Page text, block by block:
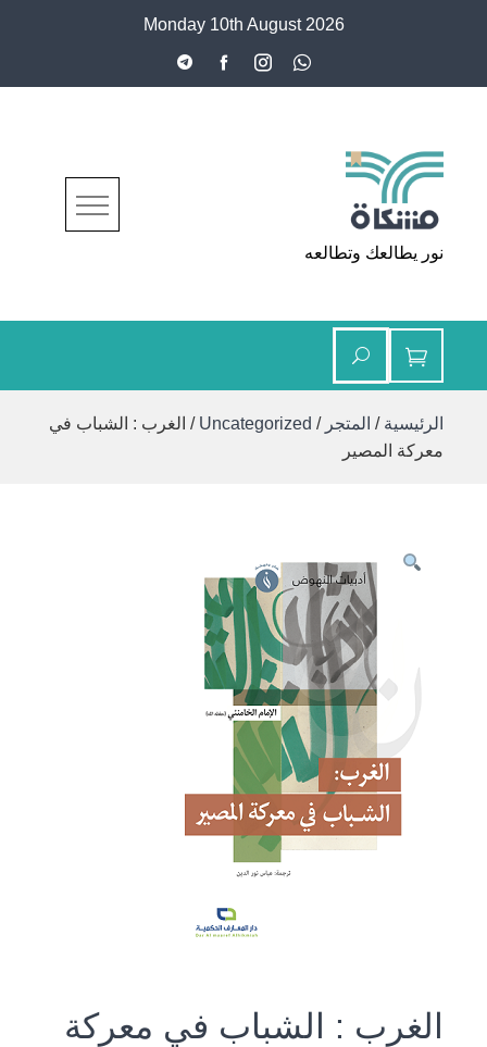
Monday 10th August 2026
مشكاة
نور يطالعك وتطالعه
الرئيسية / المتجر /
Uncategorized / الغرب : الشباب في
معركة المصير
الغرب : الشباب في معركة